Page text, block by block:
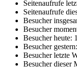
Seitenaufrufe
Seitenaufrufe
Besucher
Besucher
Besucher heute: 1
Besucher
Besucher letzte
Besucher dieser